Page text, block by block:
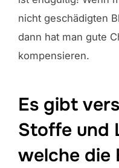
nicht geschädigten
dann hat man gute
kompensieren.
Es gibt
Stoffe und
welche die